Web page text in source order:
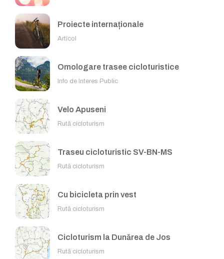
Proiecte internaționale
Articol
Omologare trasee cicloturistice
Info de Interes Public
Velo Apuseni
Rută cicloturism
Traseu cicloturistic SV-BN-MS
Rută cicloturism
Cu bicicleta prin vest
Rută cicloturism
Cicloturism la Dunărea de Jos
Rută cicloturism